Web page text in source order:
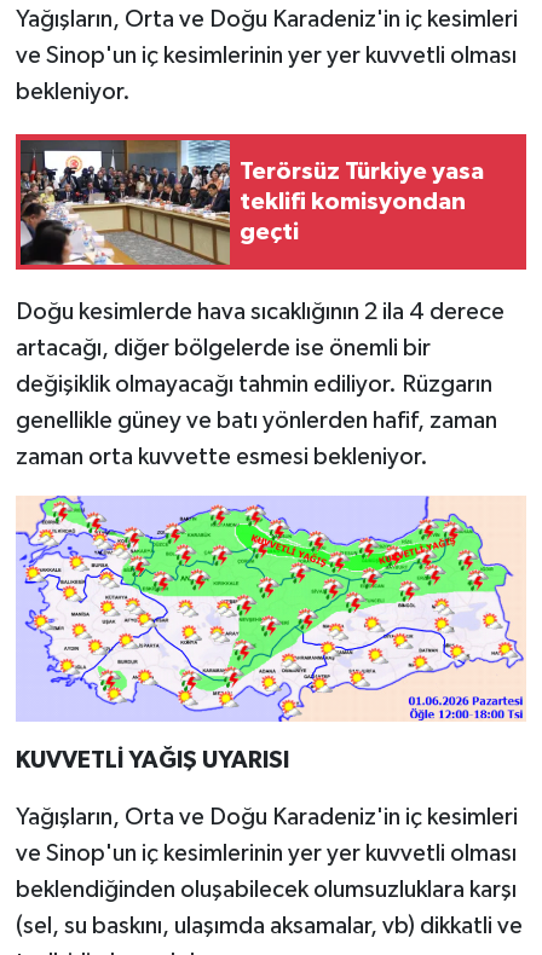
Yağışların, Orta ve Doğu Karadeniz'in iç kesimleri
ve Sinop'un iç kesimlerinin yer yer kuvvetli olması
bekleniyor.
Terörsüz Türkiye yasa
teklifi komisyondan
geçti
Doğu kesimlerde hava sıcaklığının 2 ila 4 derece
artacağı, diğer bölgelerde ise önemli bir
değişiklik olmayacağı tahmin ediliyor. Rüzgarın
genellikle güney ve batı yönlerden hafif, zaman
zaman orta kuvvette esmesi bekleniyor.
KUVVETLİ YAĞIŞ UYARISI
Yağışların, Orta ve Doğu Karadeniz'in iç kesimleri
ve Sinop'un iç kesimlerinin yer yer kuvvetli olması
beklendiğinden oluşabilecek olumsuzluklara karşı
(sel, su baskını, ulaşımda aksamalar, vb) dikkatli ve